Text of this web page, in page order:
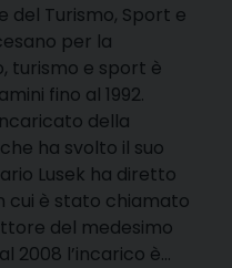
del Turismo, Sport e
per la
turismo e sport è
fino al 1992.
della
ha svolto il suo
Lusek ha diretto
cui è stato chiamato
del medesimo
2008 l’incarico è…